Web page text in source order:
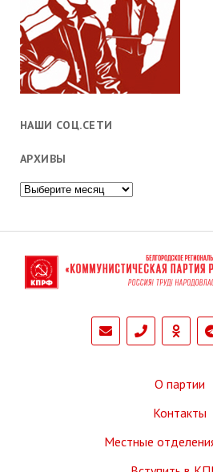
НАШИ СОЦ.СЕТИ
АРХИВЫ
Архивы
phone
О партии
Контакты
Местные